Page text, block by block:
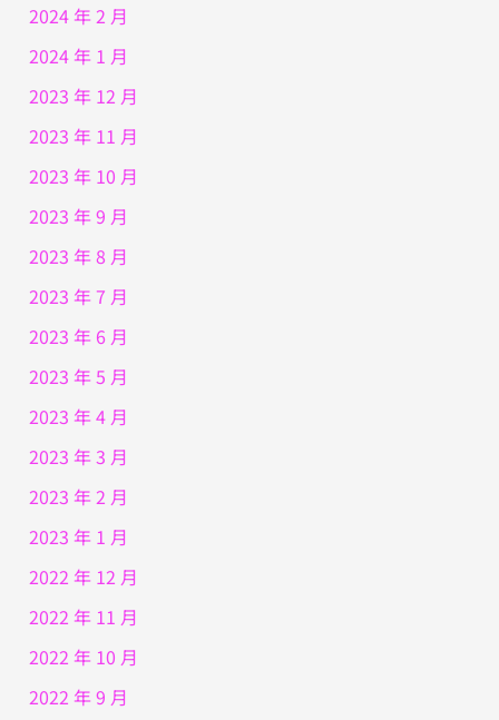
2024 年 2 月
2024 年 1 月
2023 年 12 月
2023 年 11 月
2023 年 10 月
2023 年 9 月
2023 年 8 月
2023 年 7 月
2023 年 6 月
2023 年 5 月
2023 年 4 月
2023 年 3 月
2023 年 2 月
2023 年 1 月
2022 年 12 月
2022 年 11 月
2022 年 10 月
2022 年 9 月